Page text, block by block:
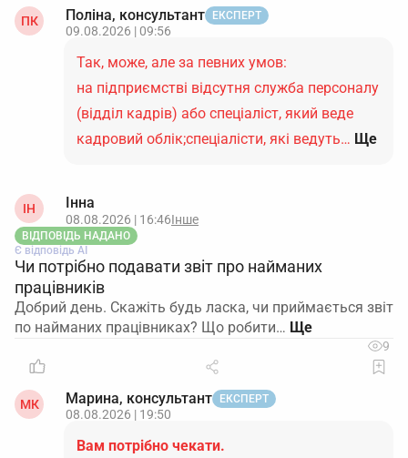
ПК Поліна, консультант ЕКСПЕРТ
09.08.2026 | 09:56
Так, може, але за певних умов:
на підприємстві відсутня служба персоналу
(відділ кадрів) або спеціаліст, який веде
кадровий облік;спеціалісти, які ведуть… Ще
ІН Інна
08.08.2026 | 16:46Інше
ВІДПОВІДЬ НАДАНО
Є відповідь АІ
Чи потрібно подавати звіт про найманих
працівників
Добрий день. Скажіть будь ласка, чи приймається звіт
по найманих працівниках? Що робити…
9
МК Марина, консультант ЕКСПЕРТ
08.08.2026 | 19:50
Вам потрібно чекати.